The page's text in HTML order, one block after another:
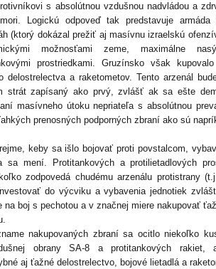
s absolútnou vzdušnou nadvládou a
Logickú odpoveď tak predstavuje armáda
(ktorý dokázal prežiť aj masívnu izraelskú
možnosťami zeme, maximálne
prostriedkami. Gruzínsko však
delostrelectva a raketometov. Tento arzenál
strát zapísaný ako prvý, zvlášť ak sa ešte
masívneho útoku nepriateľa s absolútnou
prenosných podporných zbraní ako sú
keby sa išlo bojovať proti povstalcom,
sa mení. Protitankových a protilietadlových
zodpovedá chudému arzenálu protistrany
do výcviku a vybavenia jednotiek
na boj s pechotou a v značnej miere nakupovať
nakupovaných zbraní sa ocitlo niekoľko
obrany SA-8 a protitankových rakiet,
aj ťažné delostrelectvo, bojové lietadlá a